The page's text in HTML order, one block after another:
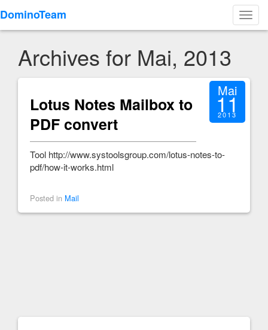
DominoTeam
Archives for Mai, 2013
Lotus Notes Mailbox to
PDF convert
Mai
11
2013
Tool http://www.systoolsgroup.com/lotus-notes-to-
pdf/how-it-works.html
Posted in Mail